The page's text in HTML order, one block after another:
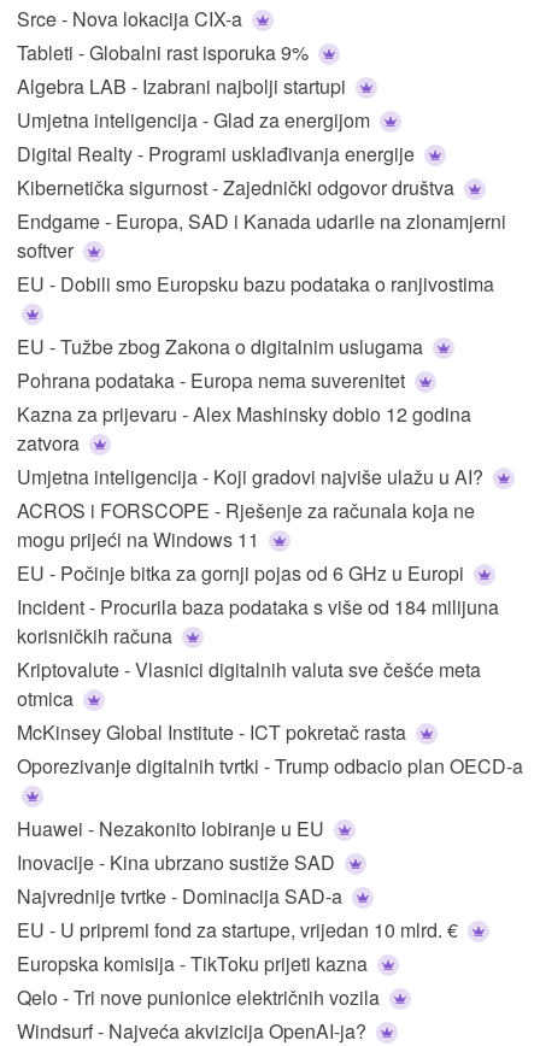
Srce - Nova lokacija CIX-a
Tableti - Globalni rast isporuka 9%
Algebra LAB - Izabrani najbolji startupi
Umjetna inteligencija - Glad za energijom
Digital Realty - Programi usklađivanja energije
Kibernetička sigurnost - Zajednički odgovor društva
Endgame - Europa, SAD i Kanada udarile na zlonamjerni
softver
EU - Dobili smo Europsku bazu podataka o ranjivostima
EU - Tužbe zbog Zakona o digitalnim uslugama
Pohrana podataka - Europa nema suverenitet
Kazna za prijevaru - Alex Mashinsky dobio 12 godina
zatvora
Umjetna inteligencija - Koji gradovi najviše ulažu u AI?
ACROS i FORSCOPE - Rješenje za računala koja ne
mogu prijeći na Windows 11
EU - Počinje bitka za gornji pojas od 6 GHz u Europi
Incident - Procurila baza podataka s više od 184 milijuna
korisničkih računa
Kriptovalute - Vlasnici digitalnih valuta sve češće meta
otmica
McKinsey Global Institute - ICT pokretač rasta
Oporezivanje digitalnih tvrtki - Trump odbacio plan OECD-a
Huawei - Nezakonito lobiranje u EU
Inovacije - Kina ubrzano sustiže SAD
Najvrednije tvrtke - Dominacija SAD-a
EU - U pripremi fond za startupe, vrijedan 10 mlrd. €
Europska komisija - TikToku prijeti kazna
Qelo - Tri nove punionice električnih vozila
Windsurf - Najveća akvizicija OpenAI-ja?